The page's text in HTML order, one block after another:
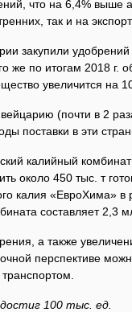
что на 6,4% выше
так и на
закупили
же по итогам 2018 г.
увеличится на
(почти в 2
поставки в эти
калийный
около 450 тыс. т
калия «ЕвроХима» в
составляет 2,3
а также
перспективе
100 тыс. ед.